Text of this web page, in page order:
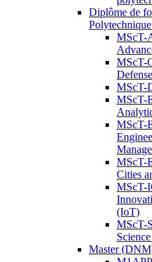
Diplôme de
MScT-
MScT-
MScT-
MScT-
MScT-
MScT-
Cities
MScT-
(IoT)
MScT-
Master